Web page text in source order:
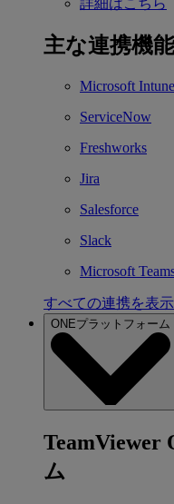
主な連携機能
Microsoft Intune
ServiceNow
Freshworks
Jira
Salesforce
Slack
Microsoft
すべての連携を表示
ONEプラットフォーム
TeamViewer
ム